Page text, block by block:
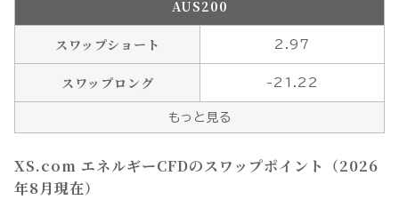
AUS200
スワップショート 2.97
スワップロング -21.22
もっと見る
XS.com エネルギーCFDのスワップポイント（2026
年8月現在）